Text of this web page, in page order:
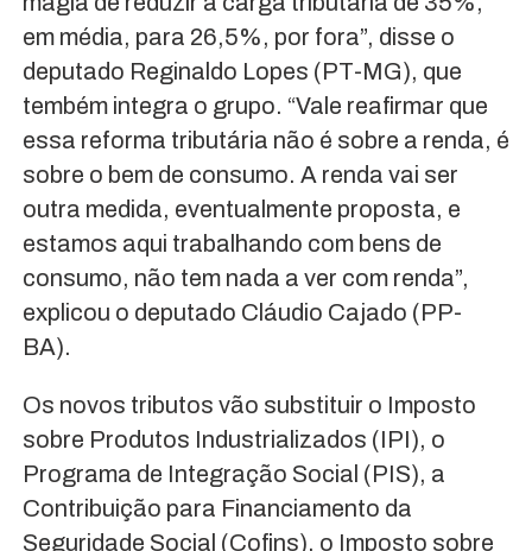
em média, para 26,5%, por fora”, disse o
deputado Reginaldo Lopes (PT-MG), que
tembém integra o grupo. “Vale reafirmar que
essa reforma tributária não é sobre a renda, é
sobre o bem de consumo. A renda vai ser
outra medida, eventualmente proposta, e
estamos aqui trabalhando com bens de
consumo, não tem nada a ver com renda”,
explicou o deputado Cláudio Cajado (PP-
BA).
Os novos tributos vão substituir o Imposto
sobre Produtos Industrializados (IPI), o
Programa de Integração Social (PIS), a
Contribuição para Financiamento da
Seguridade Social (Cofins), o Imposto sobre